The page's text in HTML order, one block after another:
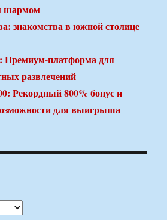
шармом
знакомства в южной столице
Премиум-платформа для
развлечений
Рекордный 800% бонус и
для выигрыша